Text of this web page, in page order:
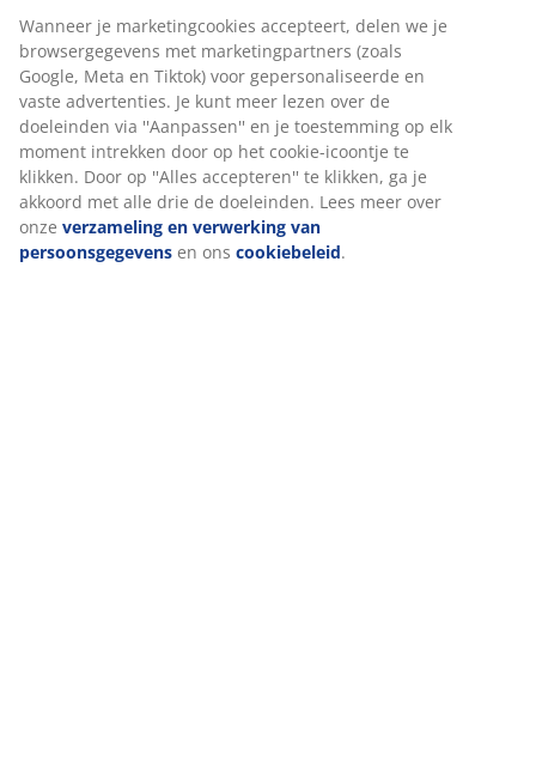
Bloembak in bruine terracotta met een rustiek,
getextureerd oppervlak. Zijn eenvoudige, afgeronde
vorm is geschikt voor het tentoonstellen van kleine
planten of bloemen in de tuin of op een balkon. Ø23 x
H12 cm
Artikelnummer: 6426043